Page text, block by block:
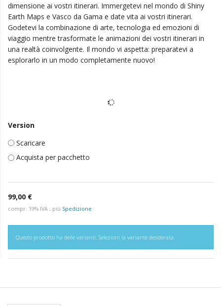
dimensione ai vostri itinerari. Immergetevi nel mondo di Shiny
Earth Maps e Vasco da Gama e date vita ai vostri itinerari.
Godetevi la combinazione di arte, tecnologia ed emozioni di
viaggio mentre trasformate le animazioni dei vostri itinerari in
una realtà coinvolgente. Il mondo vi aspetta: preparatevi a
esplorarlo in un modo completamente nuovo!
Version
Scaricare
Acquista per pacchetto
99,00 €
compr. 19% IVA , più Spedizione
Questo prodotto ha delle varianti. Selezioni la variante desiderata.